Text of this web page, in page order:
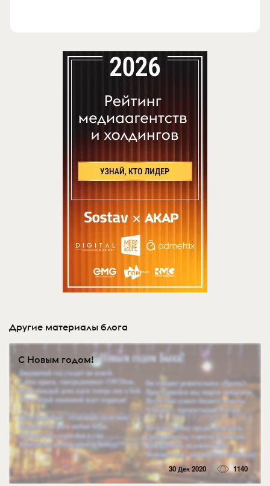
Другие материалы блога
С Новым годом!
30 Дек 2020 1140